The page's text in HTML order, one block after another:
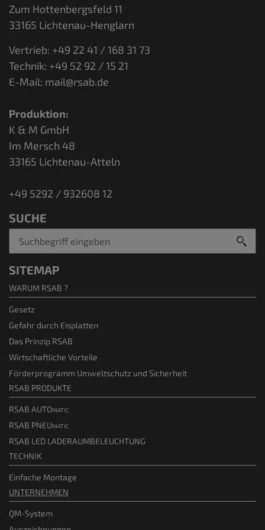
Zum Hottenbergsfeld 11
33165 Lichtenau-Henglarn
Vertrieb: +49 22 41 / 168 31 73
Technik: +49 52 92 / 15 21
E-Mail: mail@rsab.de
Produktion:
K & M GmbH
Im Mersch 48
33165 Lichtenau-Atteln
+49 5292 / 932608 12
SUCHE
SITEMAP
WARUM RSAB ?
Gesetz
Gefahr durch Eisplatten
Das Prinzip RSAB
Wirtschaftliche Vorteile
Förderprogramm Umweltschutz und Sicherheit
RSAB PRODUKTE
RSAB AUTOmatic
RSAB PNEUmatic
RSAB LED LADERAUMBELEUCHTUNG
TECHNIK
Einfache Montage
UNTERNEHMEN
QM-System